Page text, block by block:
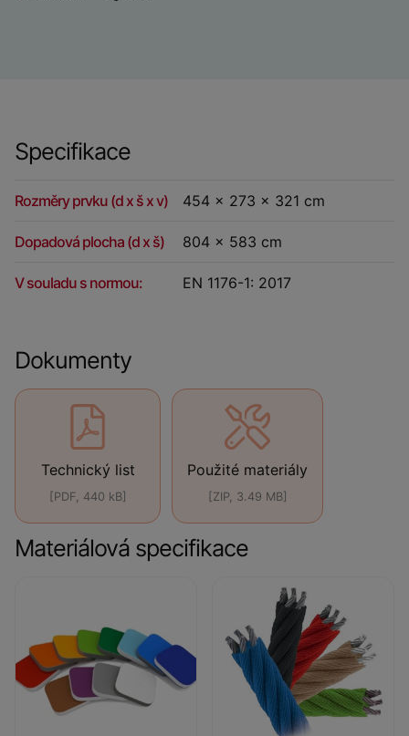
Specifikace
Rozměry prvku (d x š x v) 454 x 273 x 321 cm
Dopadová plocha (d x š) 804 x 583 cm
V souladu s normou: EN 1176-1: 2017
Dokumenty
Technický list
[PDF, 440 kB]
Použité materiály
[ZIP, 3.49 MB]
Materiálová specifikace